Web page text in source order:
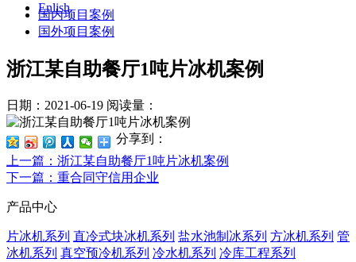
Enlish
国内项目案例
国外项目案例
浙江某自助餐厅1吨片冰机案例
日期：2021-06-19 阅读量：
分享到：
上一篇 ：浙江某自助餐厅1吨片冰机案例
下一篇 ：重合同守信用企业
产品中心
片冰机系列 直冷式块冰机系列 盐水池制冰系列 方冰机系列 管
冰机系列 真空预冷机系列 冷水机系列 冷库工程系列